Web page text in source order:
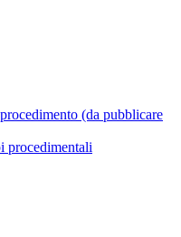
(da pubblicare
procedimentali